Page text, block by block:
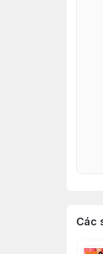
Các